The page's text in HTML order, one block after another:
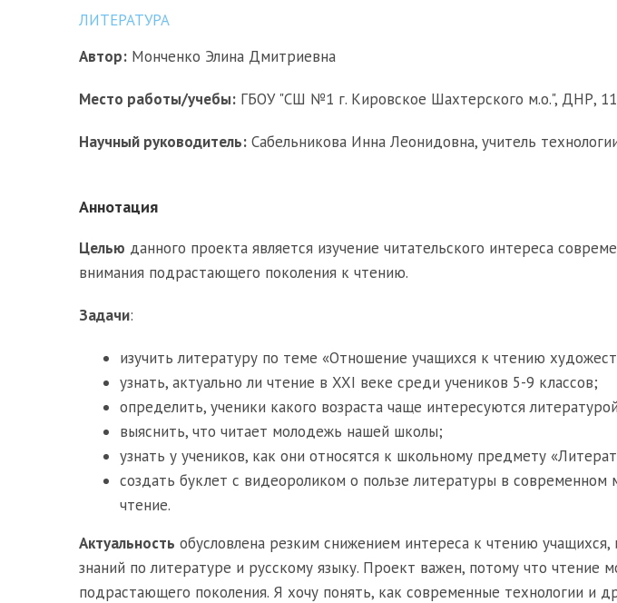
ЛИТЕРАТУРА
Автор: Монченко Элина Дмитриевна
Место работы/учебы: ГБОУ "СШ №1 г. Кировское Шахтерского м.о.", ДНР, 11
Научный руководитель: Сабельникова Инна Леонидовна, учитель
Аннотация
Целью данного проекта является изучение читательского интереса
внимания подрастающего поколения к чтению.
Задачи:
изучить литературу по теме «Отношение учащихся к чтению
узнать, актуально ли чтение в XXI веке среди учеников 5-9 классов;
определить, ученики какого возраста чаще интересуются
выяснить, что читает молодежь нашей школы;
узнать у учеников, как они относятся к школьному предмету
создать буклет с видеороликом о пользе литературы в
чтение.
Актуальность обусловлена резким снижением интереса к чтению
знаний по литературе и русскому языку. Проект важен, потому что чтение
подрастающего поколения. Я хочу понять, как современные технологии и